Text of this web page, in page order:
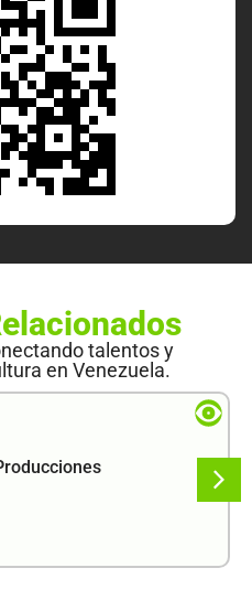
talentos y
en Venezuela.